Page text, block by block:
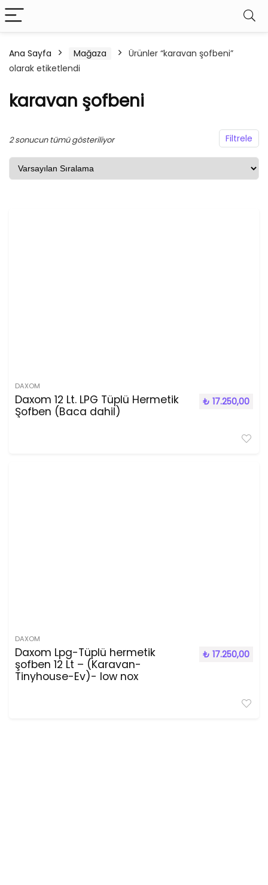
Ana Sayfa Mağaza
Ürünler “karavan şofbeni”
olarak etiketlendi
karavan şofbeni
Filtrele
2 sonucun tümü gösteriliyor
DAXOM
Daxom 12 Lt. LPG Tüplü Hermetik
Şofben (Baca dahil)
₺ 17.250,00
DAXOM
Daxom Lpg-Tüplü hermetik
şofben 12 Lt – (Karavan-
Tinyhouse-Ev)- low nox
₺ 17.250,00